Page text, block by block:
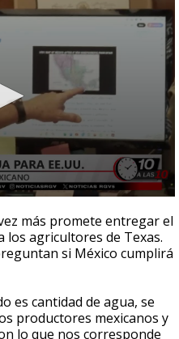
más promete entregar el
los agricultores de Texas.
si México cumplirá
es cantidad de agua, se
productores mexicanos y
lo que nos corresponde